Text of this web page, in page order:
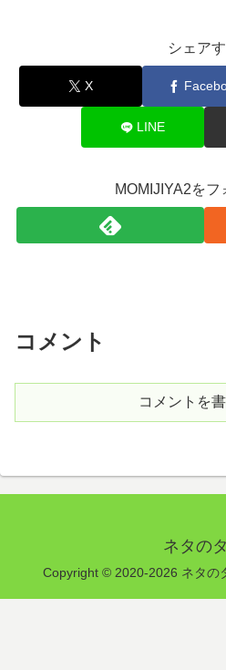
シェア
X
LINE
MOMIJIYA2をフ
コメント
コメントを
ネタの
Copyright © 2020-2026 ネタの